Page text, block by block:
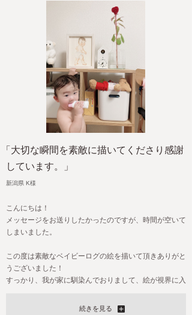
「大切な瞬間を素敵に描いてくださり感謝
しています。」
新潟県 K様
こんにちは！
メッセージをお送りしたかったのですが、時間が空いて
しまいました。
この度は素敵なベイビーログの絵を描いて頂きありがと
うございました！
すっかり、我が家に馴染んでおりまして、絵が視界に入
辛いことや育児疲れも、大切な存在、を感じさせてくれ
続きを見る